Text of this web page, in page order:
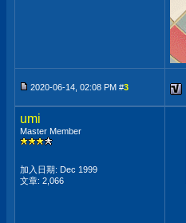
2020-06-14, 02:08 PM #3
umi
Master Member
加入日期: Dec 1999
文章: 2,066